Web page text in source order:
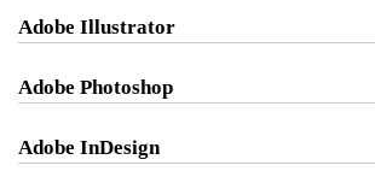
Adobe Illustrator
Adobe Photoshop
Adobe InDesign